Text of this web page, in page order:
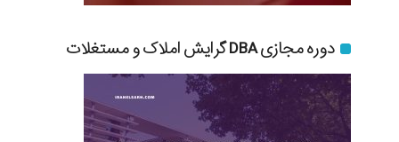
دوره مجازی DBA گرایش املاک و مستغلات